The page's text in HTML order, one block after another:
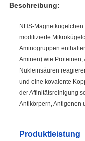
Beschreibung:
NHS-
modifizierte
Aminogruppen
Aminen) wie Proteinen,
Nukleinsäuren
und eine kovalente
der Affinitätsreinigung
Antikörpern, Antigenen
Produktleistung